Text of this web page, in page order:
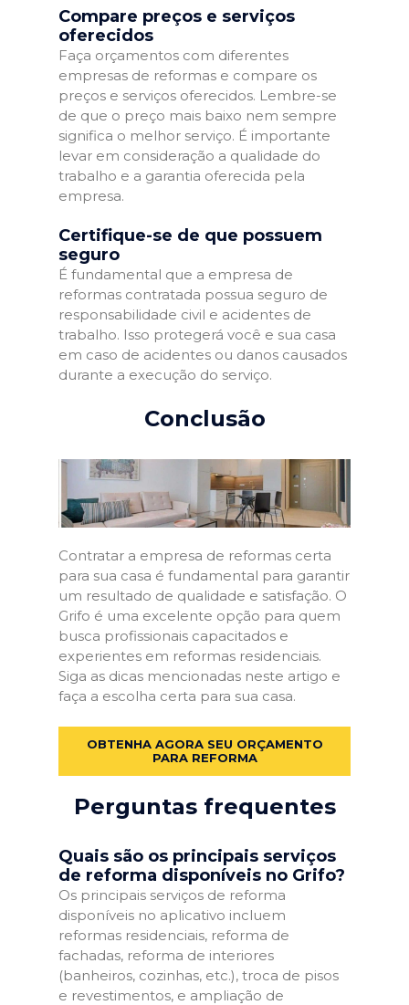
Compare preços e serviços
oferecidos
Faça orçamentos com diferentes
empresas de reformas e compare os
preços e serviços oferecidos. Lembre-se
de que o preço mais baixo nem sempre
significa o melhor serviço. É importante
levar em consideração a qualidade do
trabalho e a garantia oferecida pela
empresa.
Certifique-se de que possuem
seguro
É fundamental que a empresa de
reformas contratada possua seguro de
responsabilidade civil e acidentes de
trabalho. Isso protegerá você e sua casa
em caso de acidentes ou danos causados
durante a execução do serviço.
Conclusão
Contratar a empresa de reformas certa
para sua casa é fundamental para garantir
um resultado de qualidade e satisfação. O
Grifo é uma excelente opção para quem
busca profissionais capacitados e
experientes em reformas residenciais.
Siga as dicas mencionadas neste artigo e
faça a escolha certa para sua casa.
OBTENHA AGORA SEU ORÇAMENTO
PARA REFORMA
Perguntas frequentes
Quais são os principais serviços
de reforma disponíveis no Grifo?
Os principais serviços de reforma
disponíveis no aplicativo incluem
reformas residenciais, reforma de
fachadas, reforma de interiores
(banheiros, cozinhas, etc.), troca de pisos
e revestimentos, e ampliação de